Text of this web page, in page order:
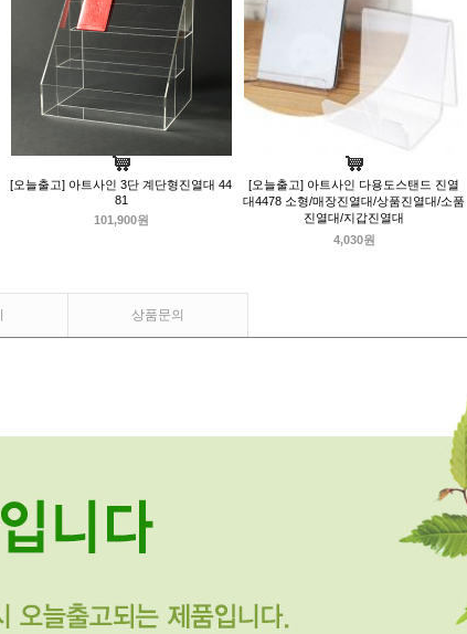
[오늘출고] 아트사인 3단 계단형진열대 44
81
101,900원
[오늘출고] 아트사인 다용도스탠드 진열
대4478 소형/매장진열대/상품진열대/소품
진열대/지갑진열대
4,030원
상품문의